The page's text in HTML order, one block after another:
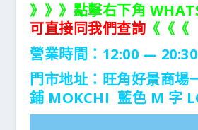
》》》點擊右下角
可直接同我們查詢 《《《
營業時間：12:00 — 20:30
門市地址： 旺角好景商場
鋪 MOKCHI 藍色 M 字